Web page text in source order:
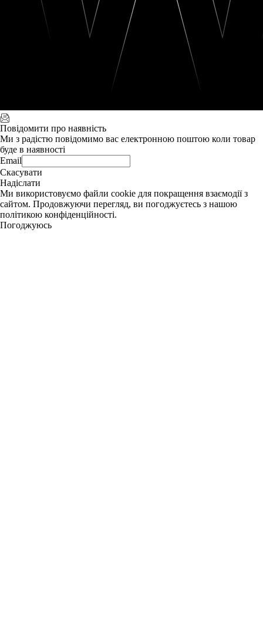
Повідомити про наявність
Ми з радістю повідомимо вас електронною поштою коли товар
буде в наявності
Email
Скасувати
Надіслати
Ми використовуємо файли cookie для покращення взаємодії з
сайтом. Продовжуючи перегляд, ви погоджуєтесь з нашою
політикою конфіденційності.
Погоджуюсь